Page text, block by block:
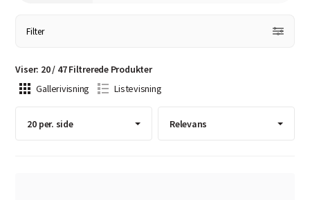
Filter
Viser: 20/ 47 Filtrerede Produkter
Gallerivisning
Listevisning